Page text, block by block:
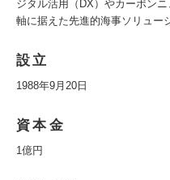
ジタル活用（DX）やカーボン
軸に据えた先進的海事ソリュー
設立
1988年9月20日
資本金
1億円